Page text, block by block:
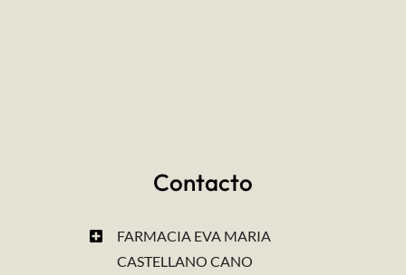
Contacto
FARMACIA EVA MARIA
CASTELLANO CANO